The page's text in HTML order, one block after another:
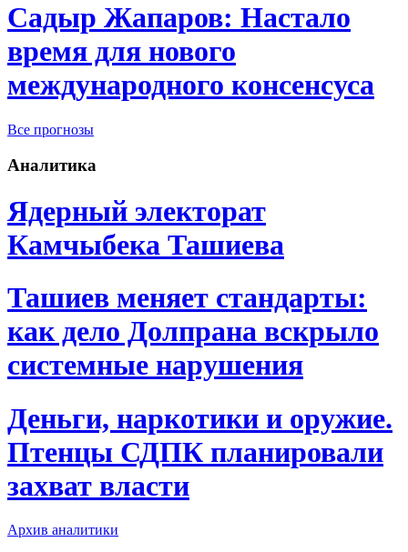
Садыр Жапаров: Настало
время для нового
международного консенсуса
Все прогнозы
Аналитика
Ядерный электорат
Камчыбека Ташиева
Ташиев меняет стандарты:
как дело Долпрана вскрыло
системные нарушения
Деньги, наркотики и оружие.
Птенцы СДПК планировали
захват власти
Архив аналитики